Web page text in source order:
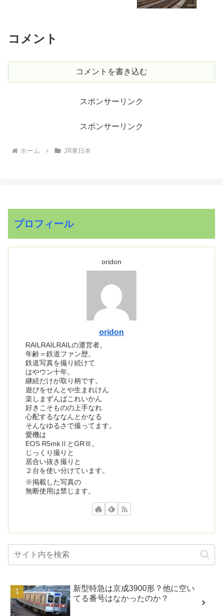
コメント
コメントを書き込む
スポンサーリンク
スポンサーリンク
ホーム JR東日本
プロフィール
oridon
oridon
RAILRAILRAILの運営者。
年齢＝鉄道ファン歴。
鉄道写真を撮り続けて
はやウン十年。
継続だけが取り柄です。
遊びをせんとや生まれけん
楽しまずんばこれいかん
好きこそものの上手なれ
心配するななんとかなる
そんなゆるさで撮ってます。
愛機は
EOS R5mkⅡとGRⅢ。
じっくり撮りと
居合い抜き撮りと
２台を使い分けています。
※掲載した写真の
無断使用は禁じます。
新型特急は京成3900形？他に空い
てる番号はなかったのか？